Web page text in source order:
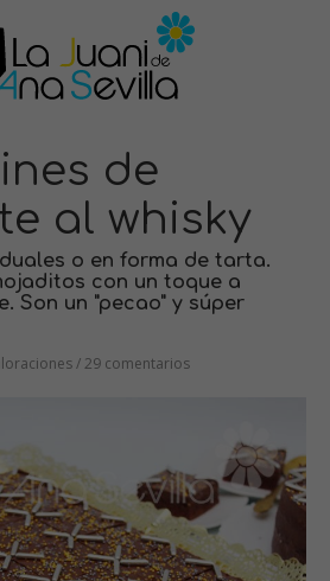
de
al whisky
o en forma de tarta.
con un toque a
Son un "pecao" y súper
/ 29 comentarios